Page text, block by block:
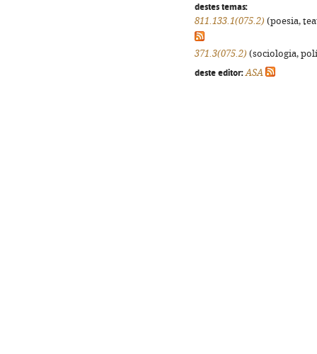
destes temas:
811.133.1(075.2) (poesia,
371.3(075.2) (sociologia,
deste editor: ASA